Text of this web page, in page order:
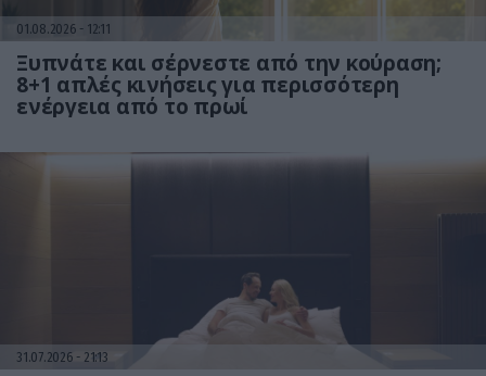
01.08.2026 12:11
Ξυπνάτε και σέρνεστε από την κούραση;
8+1 απλές κινήσεις για περισσότερη
ενέργεια από το πρωί
31.07.2026 21:13